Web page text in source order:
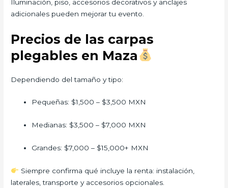
Iluminación, piso, accesorios decorativos y anclajes
adicionales pueden mejorar tu evento.
Precios de las carpas
plegables en Maza
Dependiendo del tamaño y tipo:
Pequeñas: $1,500 – $3,500 MXN
Medianas: $3,500 – $7,000 MXN
Grandes: $7,000 – $15,000+ MXN
Siempre confirma qué incluye la renta: instalación,
laterales, transporte y accesorios opcionales.